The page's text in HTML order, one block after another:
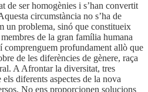
de ser homogènies i s’han convertit
circumstància no s’ha de
un problema, sinó que constitueix
de la gran família humana
comprenguem profundament allò que
de les diferències de gènere, raça
A Afrontar la diversitat, tres
diferents aspectes de la nova
No ens proporcionen solucions